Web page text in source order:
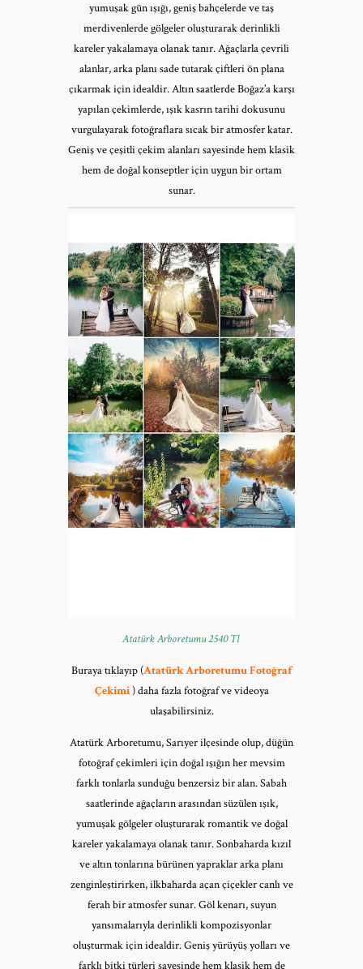
yumuşak gün ışığı, geniş bahçelerde ve taş
merdivenlerde gölgeler oluşturarak derinlikli
kareler yakalamaya olanak tanır. Ağaçlarla çevrili
alanlar, arka planı sade tutarak çiftleri ön plana
çıkarmak için idealdir. Altın saatlerde Boğaz’a karşı
yapılan çekimlerde, ışık kasrın tarihi dokusunu
vurgulayarak fotoğraflara sıcak bir atmosfer katar.
Geniş ve çeşitli çekim alanları sayesinde hem klasik
hem de doğal konseptler için uygun bir ortam
sunar.
Atatürk Arboretumu 2540 Tl
Buraya tıklayıp (Atatürk Arboretumu Fotoğraf
Çekimi) daha fazla fotoğraf ve videoya
ulaşabilirsiniz.
Atatürk Arboretumu, Sarıyer ilçesinde olup, düğün
fotoğraf çekimleri için doğal ışığın her mevsim
farklı tonlarla sunduğu benzersiz bir alan. Sabah
saatlerinde ağaçların arasından süzülen ışık,
yumuşak gölgeler oluşturarak romantik ve doğal
kareler yakalamaya olanak tanır. Sonbaharda kızıl
ve altın tonlarına bürünen yapraklar arka planı
zenginleştirirken, ilkbaharda açan çiçekler canlı ve
ferah bir atmosfer sunar. Göl kenarı, suyun
yansımalarıyla derinlikli kompozisyonlar
oluşturmak için idealdir. Geniş yürüyüş yolları ve
farklı bitki türleri sayesinde hem klasik hem de